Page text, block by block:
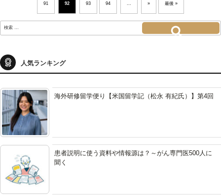
91 92 93 94 » 最後 »
索:
人気ランキング
海外研修留学便り【米国留学記（松永 有紀氏）】第4回
患者説明に使う資料や情報源は？～がん専門医500人に
聞く